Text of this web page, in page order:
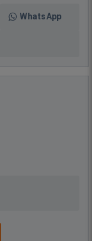
WhatsApp